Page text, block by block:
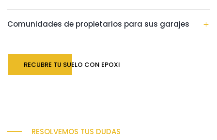
Comunidades de propietarios para sus garajes
RECUBRE TU SUELO CON EPOXI
RESOLVEMOS TUS DUDAS